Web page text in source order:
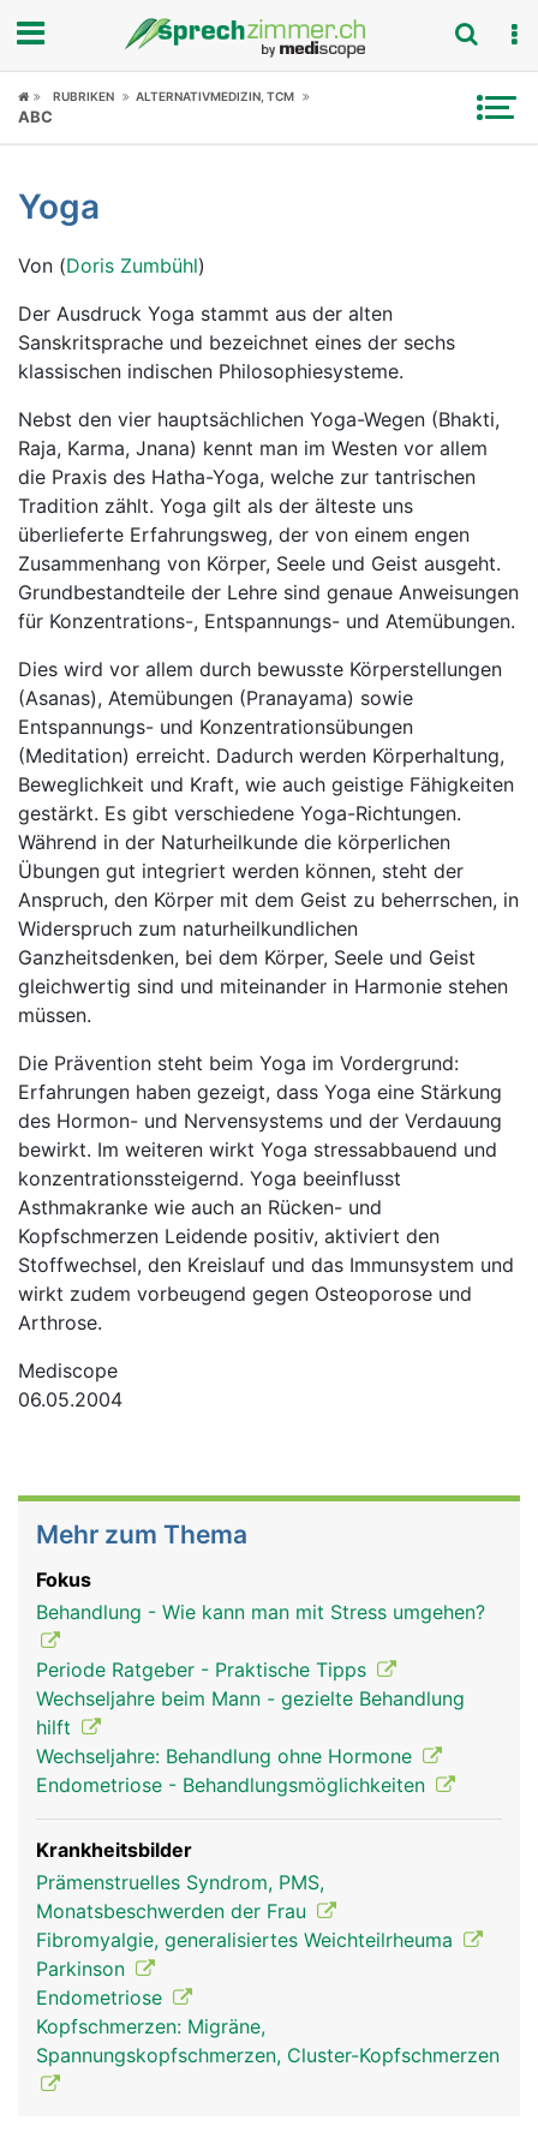
Fokus
Symptome
Untersuchungen
News
Ratgeber
Rubriken
RUBRIKEN ALTERNATIVMEDIZIN, TCM
ABC
Yoga
Von (Doris Zumbühl)
Der Ausdruck Yoga stammt aus der alten
Sanskritsprache und bezeichnet eines der sechs
klassischen indischen Philosophiesysteme.
Nebst den vier hauptsächlichen Yoga-Wegen (Bhakti,
Raja, Karma, Jnana) kennt man im Westen vor allem
die Praxis des Hatha-Yoga, welche zur tantrischen
Tradition zählt. Yoga gilt als der älteste uns
überlieferte Erfahrungsweg, der von einem engen
Zusammenhang von Körper, Seele und Geist ausgeht.
Grundbestandteile der Lehre sind genaue Anweisungen
für Konzentrations-, Entspannungs- und Atemübungen.
Dies wird vor allem durch bewusste Körperstellungen
(Asanas), Atemübungen (Pranayama) sowie
Entspannungs- und Konzentrationsübungen
(Meditation) erreicht. Dadurch werden Körperhaltung,
Beweglichkeit und Kraft, wie auch geistige Fähigkeiten
gestärkt. Es gibt verschiedene Yoga-Richtungen.
Während in der Naturheilkunde die körperlichen
Übungen gut integriert werden können, steht der
Anspruch, den Körper mit dem Geist zu beherrschen, in
Widerspruch zum naturheilkundlichen
Ganzheitsdenken, bei dem Körper, Seele und Geist
gleichwertig sind und miteinander in Harmonie stehen
müssen.
Die Prävention steht beim Yoga im Vordergrund:
Erfahrungen haben gezeigt, dass Yoga eine Stärkung
des Hormon- und Nervensystems und der Verdauung
bewirkt. Im weiteren wirkt Yoga stressabbauend und
konzentrationssteigernd. Yoga beeinflusst
Asthmakranke wie auch an Rücken- und
Kopfschmerzen Leidende positiv, aktiviert den
Stoffwechsel, den Kreislauf und das Immunsystem und
wirkt zudem vorbeugend gegen Osteoporose und
Arthrose.
Mediscope
06.05.2004
Mehr zum Thema
Fokus
Behandlung - Wie kann man mit Stress umgehen?
Periode Ratgeber - Praktische Tipps
Wechseljahre beim Mann - gezielte Behandlung
hilft
Wechseljahre: Behandlung ohne Hormone
Endometriose - Behandlungsmöglichkeiten
Krankheitsbilder
Prämenstruelles Syndrom, PMS,
Monatsbeschwerden der Frau
Fibromyalgie, generalisiertes Weichteilrheuma
Parkinson
Endometriose
Kopfschmerzen: Migräne,
Spannungskopfschmerzen, Cluster-Kopfschmerzen